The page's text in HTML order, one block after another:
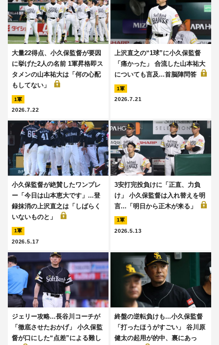
大量22得点、小久保監督が要因
に挙げた2人の名前 1軍昇格即ス
タメンの山本祐大は「何の心配
もしてない」
1軍
2026.7.22
上沢直之の“1球”に小久保監督
「痛かった」 合流した山本祐大
についても言及...首脳陣問答
1軍
2026.7.21
小久保監督が絶賛したワンプレ
ー「今日は山本恵大です」...登
録抹消の上沢直之は「しばらく
いないものと」
1軍
2026.5.17
3安打完投負けに「正直、力負
け」 小久保監督は入れ替えを明
言...「明日から正木が来る」
1軍
2026.5.13
ジェリー攻略...長谷川コーチが
「徹底させたおかげ」 小久保監
督が口にした“点差”による難し
終盤の逆転負けも...小久保監督
「打ったほうがすごい」 谷川原
健太の起用が的中、裏にあっ